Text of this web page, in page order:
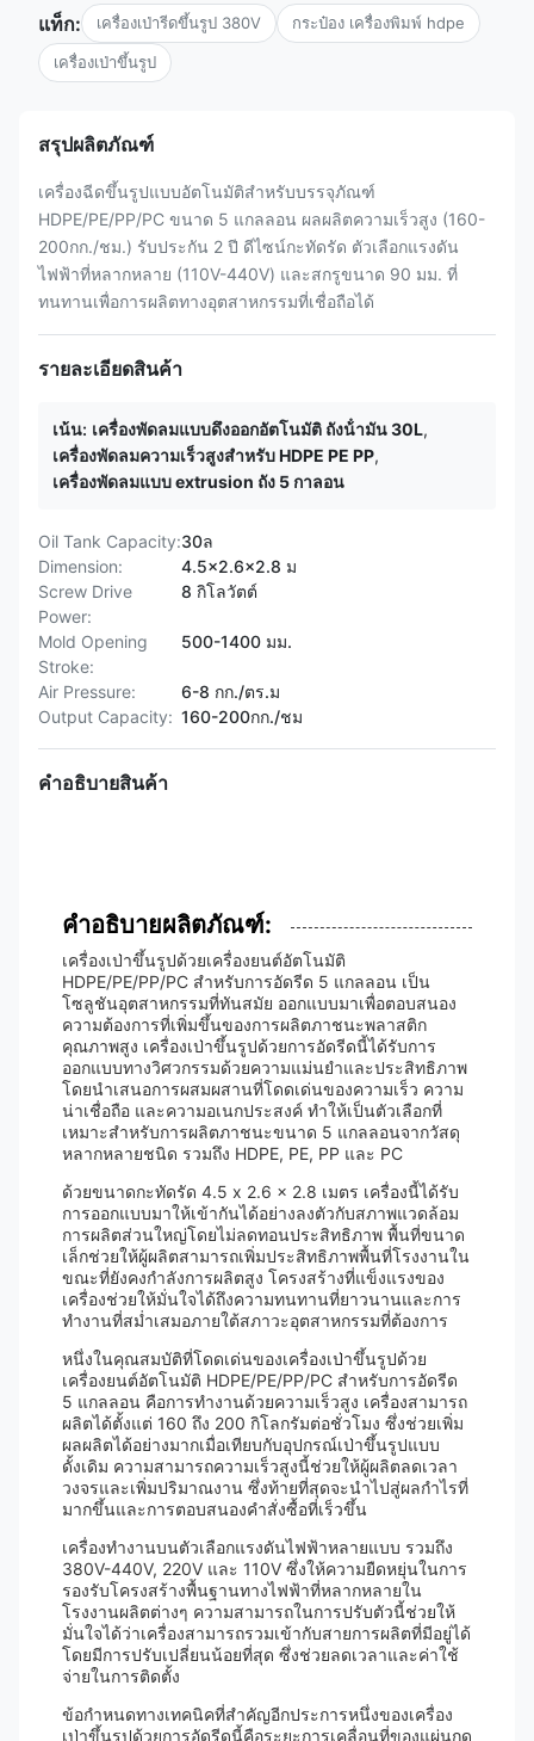
แท็ก: เครื่องเป่ารีดขึ้นรูป 380V กระป๋อง เครื่องพิมพ์ hdpe
เครื่องเป่าขึ้นรูป
สรุปผลิตภัณฑ์
เครื่องฉีดขึ้นรูปแบบอัตโนมัติสำหรับบรรจุภัณฑ์
HDPE/PE/PP/PC ขนาด 5 แกลลอน ผลผลิตความเร็วสูง (160-
200กก./ชม.) รับประกัน 2 ปี ดีไซน์กะทัดรัด ตัวเลือกแรงดัน
ไฟฟ้าที่หลากหลาย (110V-440V) และสกรูขนาด 90 มม. ที่
ทนทานเพื่อการผลิตทางอุตสาหกรรมที่เชื่อถือได้
รายละเอียดสินค้า
เน้น: เครื่องพัดลมแบบดึงออกอัตโนมัติ ถังน้ํามัน 30L,
เครื่องพัดลมความเร็วสูงสําหรับ HDPE PE PP,
เครื่องพัดลมแบบ extrusion ถัง 5 กาลอน
Oil Tank Capacity:30ล
Dimension:
4.5x2.6x2.8 ม
Screw Drive
Power:
8 กิโลวัตต์
Mold Opening
Stroke:
500-1400 มม.
Air Pressure:
6-8 กก./ตร.ม
Output Capacity: 160-200กก./ชม
คำอธิบายสินค้า
คำอธิบายผลิตภัณฑ์:
เครื่องเป่าขึ้นรูปด้วยเครื่องยนต์อัตโนมัติ
HDPE/PE/PP/PC สำหรับการอัดรีด 5 แกลลอน เป็น
โซลูชันอุตสาหกรรมที่ทันสมัย ออกแบบมาเพื่อตอบสนอง
ความต้องการที่เพิ่มขึ้นของการผลิตภาชนะพลาสติก
คุณภาพสูง เครื่องเป่าขึ้นรูปด้วยการอัดรีดนี้ได้รับการ
ออกแบบทางวิศวกรรมด้วยความแม่นยำและประสิทธิภาพ
โดยนำเสนอการผสมผสานที่โดดเด่นของความเร็ว ความ
น่าเชื่อถือ และความอเนกประสงค์ ทำให้เป็นตัวเลือกที่
เหมาะสำหรับการผลิตภาชนะขนาด 5 แกลลอนจากวัสดุ
หลากหลายชนิด รวมถึง HDPE, PE, PP และ PC
ด้วยขนาดกะทัดรัด 4.5 x 2.6 x 2.8 เมตร เครื่องนี้ได้รับ
การออกแบบมาให้เข้ากันได้อย่างลงตัวกับสภาพแวดล้อม
การผลิตส่วนใหญ่โดยไม่ลดทอนประสิทธิภาพ พื้นที่ขนาด
เล็กช่วยให้ผู้ผลิตสามารถเพิ่มประสิทธิภาพพื้นที่โรงงานใน
ขณะที่ยังคงกำลังการผลิตสูง โครงสร้างที่แข็งแรงของ
เครื่องช่วยให้มั่นใจได้ถึงความทนทานที่ยาวนานและการ
ทำงานที่สม่ำเสมอภายใต้สภาวะอุตสาหกรรมที่ต้องการ
หนึ่งในคุณสมบัติที่โดดเด่นของเครื่องเป่าขึ้นรูปด้วย
เครื่องยนต์อัตโนมัติ HDPE/PE/PP/PC สำหรับการอัดรีด
5 แกลลอน คือการทำงานด้วยความเร็วสูง เครื่องสามารถ
ผลิตได้ตั้งแต่ 160 ถึง 200 กิโลกรัมต่อชั่วโมง ซึ่งช่วยเพิ่ม
ผลผลิตได้อย่างมากเมื่อเทียบกับอุปกรณ์เป่าขึ้นรูปแบบ
ดั้งเดิม ความสามารถความเร็วสูงนี้ช่วยให้ผู้ผลิตลดเวลา
วงจรและเพิ่มปริมาณงาน ซึ่งท้ายที่สุดจะนำไปสู่ผลกำไรที่
มากขึ้นและการตอบสนองคำสั่งซื้อที่เร็วขึ้น
เครื่องทำงานบนตัวเลือกแรงดันไฟฟ้าหลายแบบ รวมถึง
380V-440V, 220V และ 110V ซึ่งให้ความยืดหยุ่นในการ
รองรับโครงสร้างพื้นฐานทางไฟฟ้าที่หลากหลายใน
โรงงานผลิตต่างๆ ความสามารถในการปรับตัวนี้ช่วยให้
มั่นใจได้ว่าเครื่องสามารถรวมเข้ากับสายการผลิตที่มีอยู่ได้
โดยมีการปรับเปลี่ยนน้อยที่สุด ซึ่งช่วยลดเวลาและค่าใช้
จ่ายในการติดตั้ง
ข้อกำหนดทางเทคนิคที่สำคัญอีกประการหนึ่งของเครื่อง
เป่าขึ้นรูปด้วยการอัดรีดนี้คือระยะการเคลื่อนที่ของแผ่นกด